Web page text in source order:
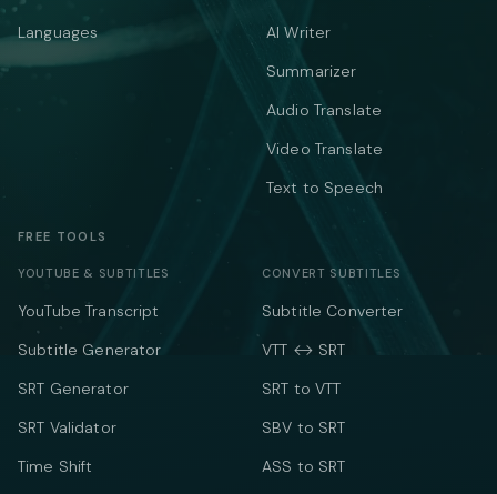
Languages
AI Writer
Summarizer
Audio Translate
Video Translate
Text to Speech
FREE TOOLS
YOUTUBE & SUBTITLES
YouTube Transcript
Subtitle Generator
SRT Generator
SRT Validator
Time Shift
CONVERT SUBTITLES
Subtitle Converter
VTT ↔ SRT
SRT to VTT
SBV to SRT
ASS to SRT